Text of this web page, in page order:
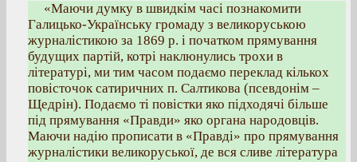
«Маючи думку в швидкім часі познакомити
Галицько-Українську громаду з великоруською
журналістикою за 1869 р. і початком прямування
будущих партій, котрі наклюнулись трохи в
літературі, ми тим часом подаємо переклад кількох
повісточок сатиричних п. Салтикова (псевдонім –
Щедрін). Подаємо ті повістки яко підходячі більше
під прямування «Правди» яко органа народовців.
Маючи надію прописати в «Правді» про прямування
журналістики великоруської, де вся сливе література